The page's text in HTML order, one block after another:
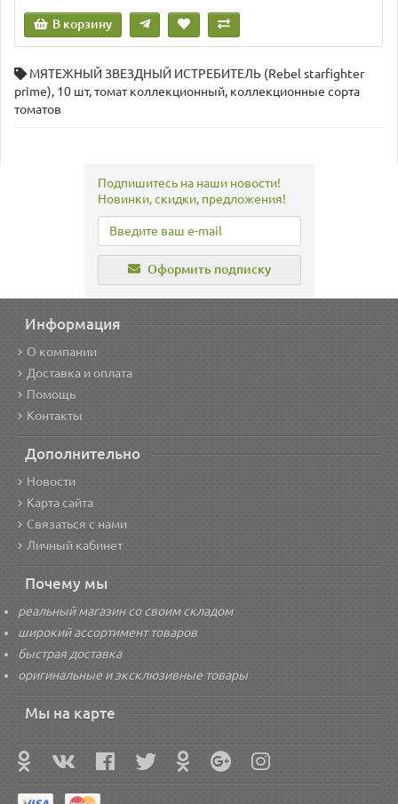
В корзину
МЯТЕЖНЫЙ ЗВЕЗДНЫЙ ИСТРЕБИТЕЛЬ (Rebel starfighter
prime), 10 шт,томат коллекционный, коллекционные сорта
томатов
Подпишитесь на наши новости!
Новинки, скидки, предложения!
Оформить подписку
Информация
О компании
Доставка и оплата
Помощь
Контакты
Дополнительно
Новости
Карта сайта
Связаться с нами
Личный кабинет
Почему мы
реальный магазин со своим складом
широкий ассортимент товаров
быстрая доставка
оригинальные и эксклюзивные товары
Мы на карте